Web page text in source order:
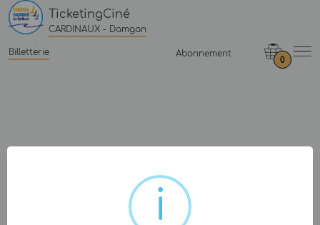
TicketingCiné
CARDINAUX - Damgan
Billetterie Abonnement
0